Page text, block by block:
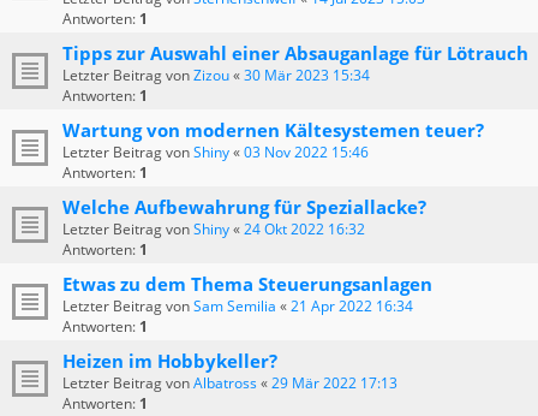
Antworten: 1
Tipps zur Auswahl einer Absauganlage für Lötrauch
Letzter Beitrag vonZizou«30 Mär 2023 15:34
Antworten: 1
Wartung von modernen Kältesystemen teuer?
Letzter Beitrag vonShiny«03 Nov 2022 15:46
Antworten: 1
Welche Aufbewahrung für Speziallacke?
Letzter Beitrag vonShiny«24 Okt 2022 16:32
Antworten: 1
Etwas zu dem Thema Steuerungsanlagen
Letzter Beitrag vonSam Semilia «21 Apr 2022 16:34
Antworten: 1
Heizen im Hobbykeller?
Letzter Beitrag vonAlbatross«29 Mär 2022 17:13
Antworten: 1